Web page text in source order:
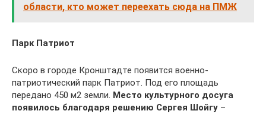
области, кто может переехать сюда на ПМЖ
Парк Патриот
Скоро в городе Кронштадте появится военно-
патриотический парк Патриот. Под его площадь
передано 450 м2 земли. Место культурного досуга
появилось благодаря решению Сергея Шойгу –